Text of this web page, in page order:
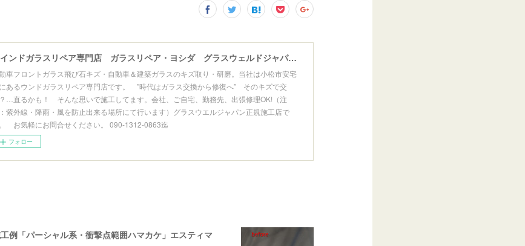
ウインドガラスリペア専門店 ガラスリペア・ヨシダ グラスウェルドジャパン 正規施工店 小松市
車フロントガラス飛び石キズ・自動車＆建築ガラスのキズ取り・研磨。当社は小松市安宅
あるウンドガラスリペア専門店です。 ”時代はガラス交換から修復へ” そのキズで交
…直るかも！ そんな思いで施工してます。会社、ご自宅、勤務先、出張修理OK!（注
紫外線・降雨・風を防止出来る場所にて行います）グラスウエルジャパン正規施工店で
お気軽にお問合せください。 090-1312-0863迄
フォロー
例「パーシャル系・衝撃点範囲ハマカケ」エスティマ